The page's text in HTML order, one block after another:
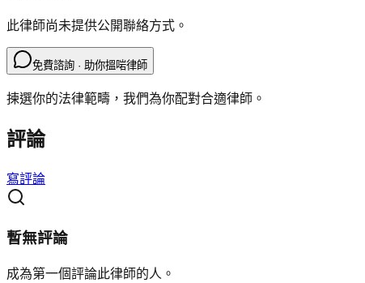
此律師尚未提供公開聯絡方式。
免費諮詢 · 助你搵啱律師
揀選你的法律範疇，我們為你配對合適律師。
評論
寫評論
暫無評論
成為第一個評論此律師的人。